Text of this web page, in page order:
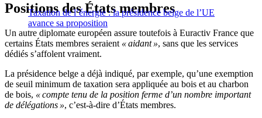
Taxation de l’énergie : la présidence belge de l’UE
avance sa proposition
Positions des États membres
Un autre diplomate européen assure toutefois à Euractiv France que
certains États membres seraient « aidant », sans que les services
dédiés s’affolent vraiment.
La présidence belge a déjà indiqué, par exemple, qu’une exemption
de seuil minimum de taxation sera appliquée au bois et au charbon
de bois, « compte tenu de la position ferme d’un nombre important
de délégations », c’est-à-dire d’États membres.